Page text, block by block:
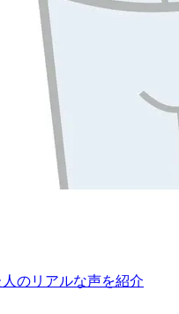
のリアルな声を紹介